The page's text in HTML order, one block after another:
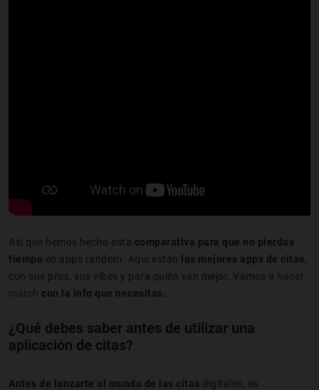
Así que hemos hecho esta comparativa para que no pierdas
tiempo en apps random. Aquí están las mejores apps de citas
con sus pros, sus vibes y para quién van mejor. Vamos a
hacer
match con la info que necesitas.
¿Qué debes saber antes de utilizar una
aplicación de citas?
Antes de lanzarte al mundo de las citas digitales, es